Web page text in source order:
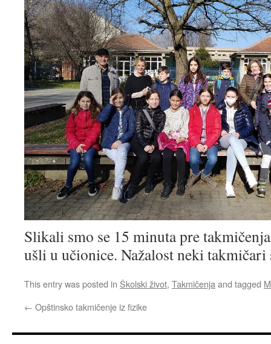
Slikali smo se 15 minuta pre
ušli u učionice. Nažalost neki
This entry was posted in Školski život, Takmičenja and tagged
← Opštinsko takmičenje iz fizike